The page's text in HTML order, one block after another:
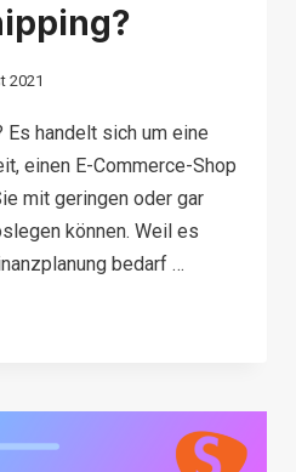
2021
handelt sich um eine
einen E-Commerce-Shop
mit geringen oder gar
können. Weil es
bedarf …